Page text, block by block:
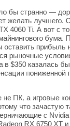
бы странно —
желать лучшего.
4060 Ti. А вот с
бума.
оставить прибыль
рыночные
в $350 казалась
пониженной
ПК, а игровые
что зачастую
с
RX 6750 XT